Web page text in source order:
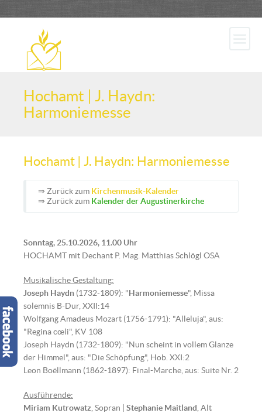
Hochamt | J. Haydn:
Harmoniemesse
Hochamt | J. Haydn: Harmoniemesse
⇒ Zurück zum Kirchenmusik-Kalender
⇒ Zurück zum Kalender der Augustinerkirche
Sonntag, 25.10.2026, 11.00 Uhr
HOCHAMT mit Dechant P. Mag. Matthias Schlögl OSA
Musikalische Gestaltung:
Joseph Haydn (1732-1809): "Harmoniemesse", Missa
solemnis B-Dur, XXII:14
Wolfgang Amadeus Mozart (1756-1791): "Alleluja", aus:
"Regina cœli", KV 108
Joseph Haydn (1732-1809): "Nun scheint in vollem Glanze
der Himmel", aus: "Die Schöpfung", Hob. XXI:2
Leon Boëllmann (1862-1897): Final-Marche, aus: Suite Nr. 2
Ausführende:
Miriam Kutrowatz , Sopran | Stephanie Maitland , Alt